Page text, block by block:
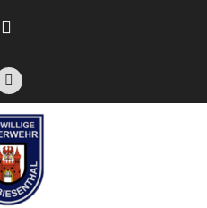
Facebook